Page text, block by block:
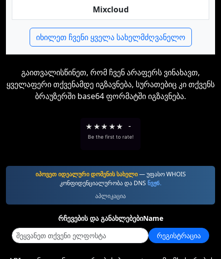
Mixcloud
იხილეთ ჩვენი ყველა სახელმძღვანელო
გაითვალისწინეთ, რომ ჩვენ არაფერს ვინახავთ,
ყველაფერი თქვენამდე იგზავნება, სურათებიც კი თქვენს
ბრაუზერში base64 ფორმატში იგზავნება.
★ ★★ ★★ -
Be the first to rate!
იპოვეთ იდეალური დომენის სახელი— უფასო WHOIS
კონფიდენციალურობა და DNS ნვჟ6.
აპლიკაცია
რჩევების და განახლებებიName
რეგისტრაცია